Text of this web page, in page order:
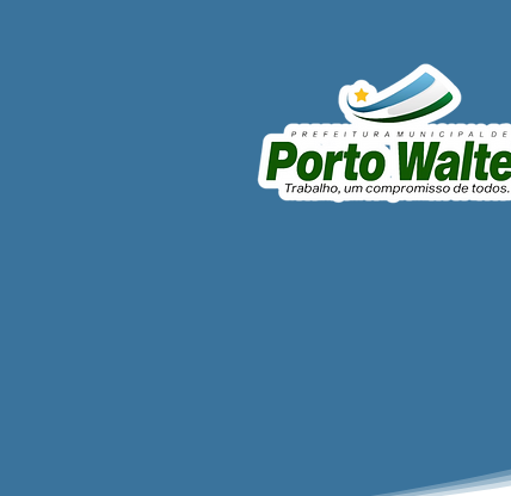
Prefeito e vice realizam
entrega de motores e
reforçam capacidade